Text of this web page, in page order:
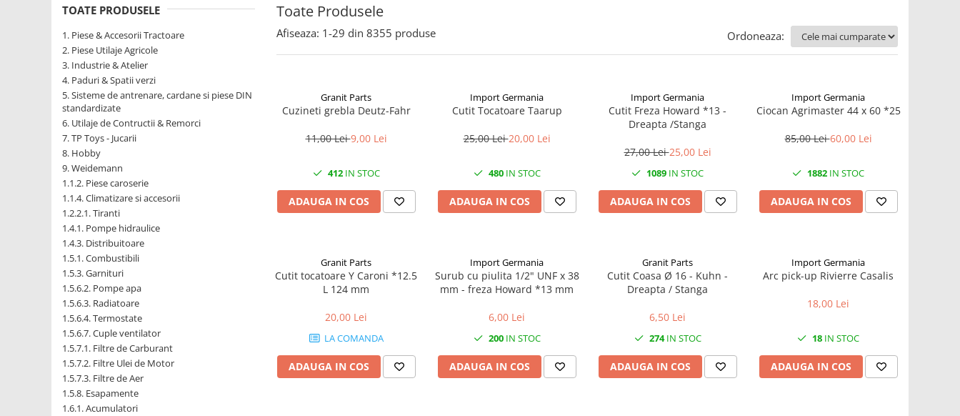
Tiranti si accesorii
1.3. Scaune & Accesorii
1.3.1. Scaune
1.4.1. Pompe hidraulice
1.4.2. Joystick
1.4.3. Distribuitoare
1.4.4. Cilindri si accesorii
1.5. Motoare
1.5.1. Combustibili
1.5.2. Cuzineti si accesorii
1.5.3. Garnituri
1.5.4. Piese de schimb pentru
motor si accesorii
Toate Produsele
TOATE PRODUSELE
1. Piese & Accesorii Tractoare
2. Piese Utilaje Agricole
3. Industrie & Atelier
4. Paduri & Spatii verzi
5. Sisteme de antrenare, cardane si piese DIN
standardizate
6. Utilaje de Contructii & Remorci
7. TP Toys - Jucarii
8. Hobby
9. Weidemann
1.1.2. Piese caroserie
1.1.4. Climatizare si accesorii
1.2.2.1. Tiranti
1.4.1. Pompe hidraulice
1.4.3. Distribuitoare
1.5.1. Combustibili
1.5.3. Garnituri
1.5.6.2. Pompe apa
1.5.6.3. Radiatoare
1.5.6.4. Termostate
1.5.6.7. Cuple ventilator
1.5.7.1. Filtre de Carburant
1.5.7.2. Filtre Ulei de Motor
1.5.7.3. Filtre de Aer
1.5.8. Esapamente
1.6.1. Acumulatori
Afiseaza: 1-29 din 8355 produse Ordoneaza:
Granit Parts
Cuzineti grebla Deutz-Fahr
11,00 Lei9,00 Lei
412IN STOC
ADAUGA IN COS
Import Germania
Cutit Tocatoare Taarup
25,00 Lei20,00 Lei
480IN STOC
ADAUGA IN COS
Import Germania
Cutit Freza Howard *13 -
Dreapta /Stanga
27,00 Lei25,00 Lei
1089 IN STOC
ADAUGA IN COS
Import Germania
Ciocan Agrimaster 44 x 60 *25
85,00 Lei60,00 Lei
1882 IN STOC
ADAUGA IN COS
Granit Parts
Cutit tocatoare Y Caroni *12.5
L 124 mm
20,00 Lei
LA COMANDA
ADAUGA IN COS
Import Germania
Surub cu piulita 1/2" UNF x 38
mm - freza Howard *13 mm
6,00 Lei
200IN STOC
ADAUGA IN COS
Granit Parts
Cutit Coasa Ø 16 - Kuhn -
Dreapta / Stanga
6,50 Lei
274IN STOC
ADAUGA IN COS
Import Germania
Arc pick-up Rivierre Casalis
18,00 Lei
18 IN STOC
ADAUGA IN COS